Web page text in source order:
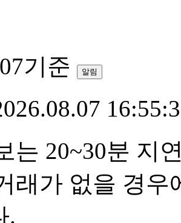
기준 알림
는 20~30분 지
래가 없을 경
.